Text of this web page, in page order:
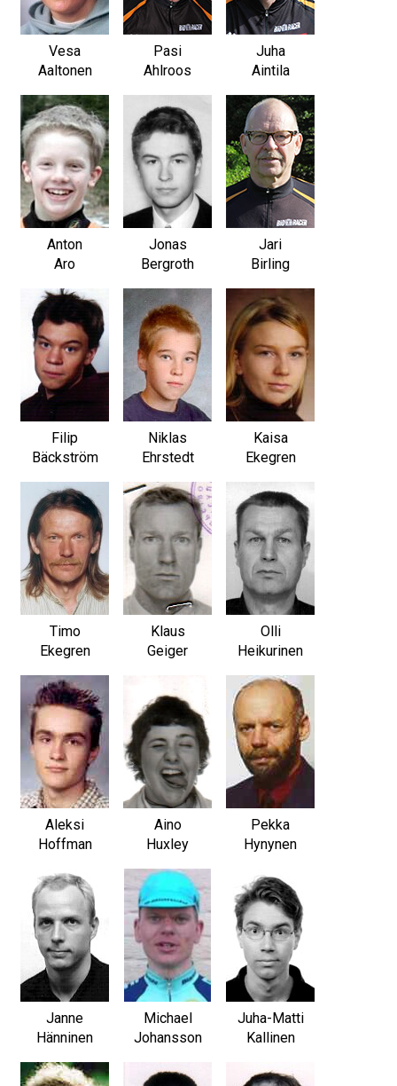
Vesa
Aaltonen
Pasi
Ahlroos
Juha
Aintila
Anton
Aro
Jonas
Bergroth
Jari
Birling
Filip
Bäckström
Niklas
Ehrstedt
Kaisa
Ekegren
Timo
Ekegren
Klaus
Geiger
Olli
Heikurinen
Aleksi
Hoffman
Aino
Huxley
Pekka
Hynynen
Janne
Hänninen
Michael
Johansson
Juha-Matti
Kallinen